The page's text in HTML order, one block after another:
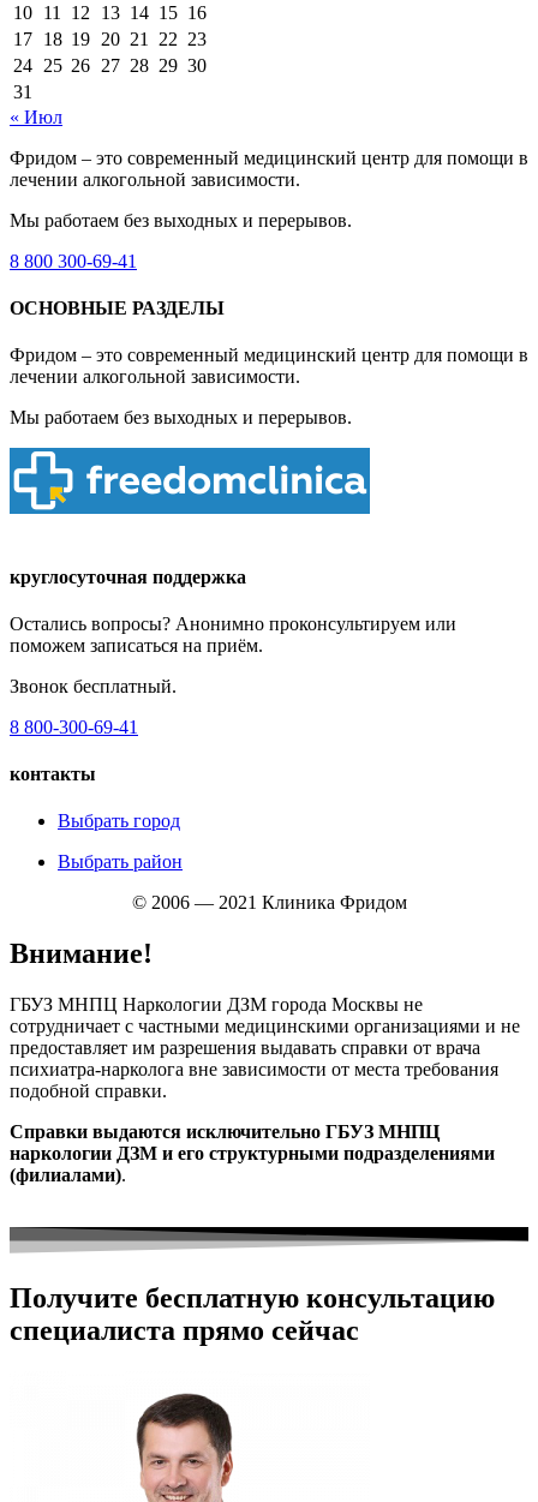
10 11 12 13 14 15 16
17 18 19 20 21 22 23
24 25 26 27 28 29 30
31
« Июл
Фридом – это современный медицинский центр для помощи в
лечении алкогольной зависимости.
Мы работаем без выходных и перерывов.
8 800 300-69-41
ОСНОВНЫЕ РАЗДЕЛЫ
Фридом – это современный медицинский центр для помощи в
лечении алкогольной зависимости.
Мы работаем без выходных и перерывов.
круглосуточная поддержка
Остались вопросы? Анонимно проконсультируем или
поможем записаться на приём.
Звонок бесплатный.
8 800-300-69-41
контакты
Выбрать город
Выбрать район
© 2006 — 2021 Клиника Фридом
Внимание!
ГБУЗ МНПЦ Наркологии ДЗМ города Москвы не
сотрудничает с частными медицинскими организациями и не
предоставляет им разрешения выдавать справки от врача
психиатра-нарколога вне зависимости от места требования
подобной справки.
Справки выдаются исключительно ГБУЗ МНПЦ
наркологии ДЗМ и его структурными подразделениями
(филиалами).
Получите бесплатную консультацию
специалиста прямо сейчас